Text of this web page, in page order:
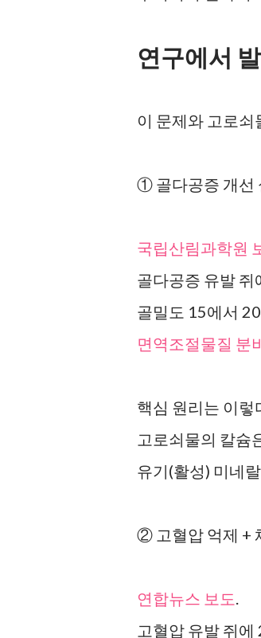
연구에서
이 문제와 고로쇠
① 골다공증 개선
국립산림과학원
골다공증 유발 쥐
골밀도 15에서
면역조절물질 분
핵심 원리는 이렇
고로쇠물의 칼슘
유기(활성) 미네
② 고혈압 억제 +
연합뉴스 보도
고혈압 유발 쥐에